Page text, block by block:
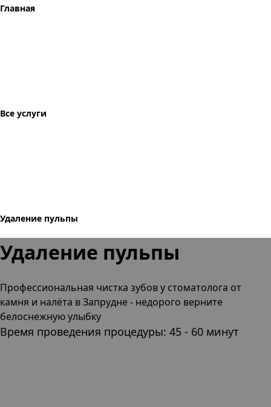
Главная
Все услуги
Удаление пульпы
Удаление пульпы
Профессиональная чистка зубову стоматолога от
камня и налёта в Запрудне- недорого верните
белоснежную улыбку
Время проведения процедуры: 45 - 60 минут